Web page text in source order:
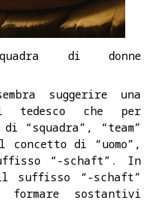
di donne
suggerire una
tedesco che per
“squadra”, “team”
concetto di “uomo”,
“-schaft”. In
suffisso “-schaft”
sostantivi